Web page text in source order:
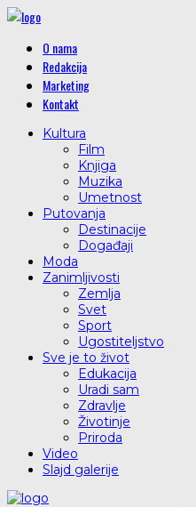
O nama
Redakcija
Marketing
Kontakt
Kultura
Film
Knjiga
Muzika
Umetnost
Putovanja
Destinacije
Događaji
Moda
Zanimljivosti
Zemlja
Svet
Sport
Ugostiteljstvo
Sve je to život
Edukacija
Uradi sam
Zdravlje
Životinje
Priroda
Video
Slajd galerije